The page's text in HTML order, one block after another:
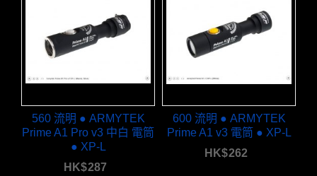
560 流明 ● ARMYTEK
Prime A1 Pro v3 中白 電筒
● XP-L
HK$287
600 流明 ● ARMYTEK
Prime A1 v3 電筒 ● XP-L
HK$262